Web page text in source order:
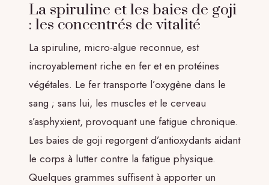
La spiruline et les baies de goji
: les concentrés de vitalité
La spiruline, micro-algue reconnue, est
incroyablement riche en fer et en protéines
végétales. Le fer transporte l’oxygène dans le
sang ; sans lui, les muscles et le cerveau
s’asphyxient, provoquant une fatigue chronique.
Les baies de goji regorgent d’antioxydants aidant
le corps à lutter contre la fatigue physique.
Quelques grammes suffisent à apporter un